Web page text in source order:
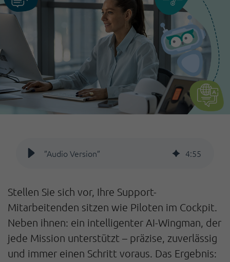
”Audio Version” 4:55
Stellen Sie sich vor, Ihre Support-
Mitarbeitenden sitzen wie Piloten im Cockpit.
Neben ihnen: ein intelligenter AI-Wingman, der
jede Mission unterstützt – präzise, zuverlässig
und immer einen Schritt voraus. Das Ergebnis: